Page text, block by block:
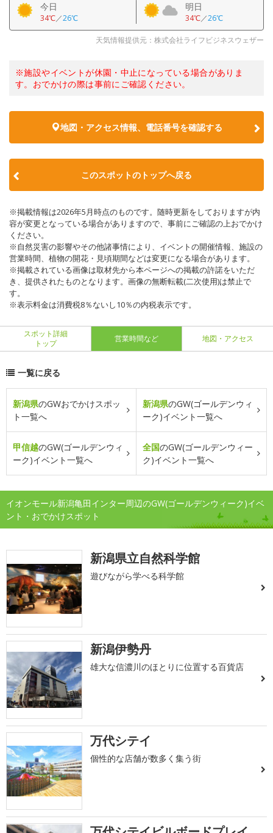
今日
34℃／26℃
明日
34℃／26℃
天気情報提供元：株式会社ライフビジネスウェザー
※施設やイベントが休園・中止になっている場合がありま
す。おでかけの際は事前にご確認ください。
地図・アクセス情報、電話番号を確認する
このスポットのトップへ戻る
※掲載情報は2026年5月時点のものです。随時更新をしておりますが内
容が変更となっている場合がありますので、事前にご確認の上おでかけ
ください。
※自然災害の影響やその他諸事情により、イベントの開催情報、施設の
営業時間、植物の開花・見頃期間などは変更になる場合があります。
※掲載されている画像は取材先から本ページへの掲載の許諾をいただ
き、提供されたものとなります。画像の無断転載(二次使用)は禁止で
す。
※表示料金は消費税8％ないし10％の内税表示です。
スポット詳細
トップ
営業時間など 地図・アクセス
一覧に戻る
新潟県のGWおでかけスポッ
ト一覧へ
新潟県のGW(ゴールデンウィ
ーク)イベント一覧へ
甲信越のGW(ゴールデンウィ
ーク)イベント一覧へ
全国のGW(ゴールデンウィー
ク)イベント一覧へ
イオンモール新潟亀田インター周辺のGW(ゴールデンウィーク)イベ
ント・おでかけスポット
新潟県立自然科学館
遊びながら学べる科学館
新潟伊勢丹
雄大な信濃川のほとりに位置する百貨店
万代シテイ
個性的な店舗が数多く集う街